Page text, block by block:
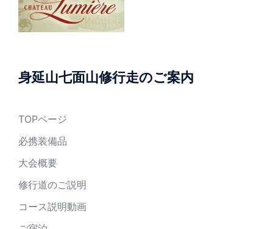
身延山七面山修行走のご案内
TOPページ
必携装備品
大会概要
修行道のご説明
コース説明動画